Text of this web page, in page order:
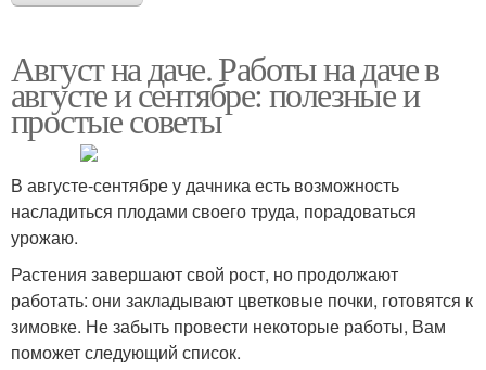
Август на даче. Работы на даче в
августе и сентябре: полезные и
простые советы
В августе-сентябре у дачника есть возможность
насладиться плодами своего труда, порадоваться
урожаю.
Растения завершают свой рост, но продолжают
работать: они закладывают цветковые почки, готовятся к
зимовке. Не забыть провести некоторые работы, Вам
поможет следующий список.